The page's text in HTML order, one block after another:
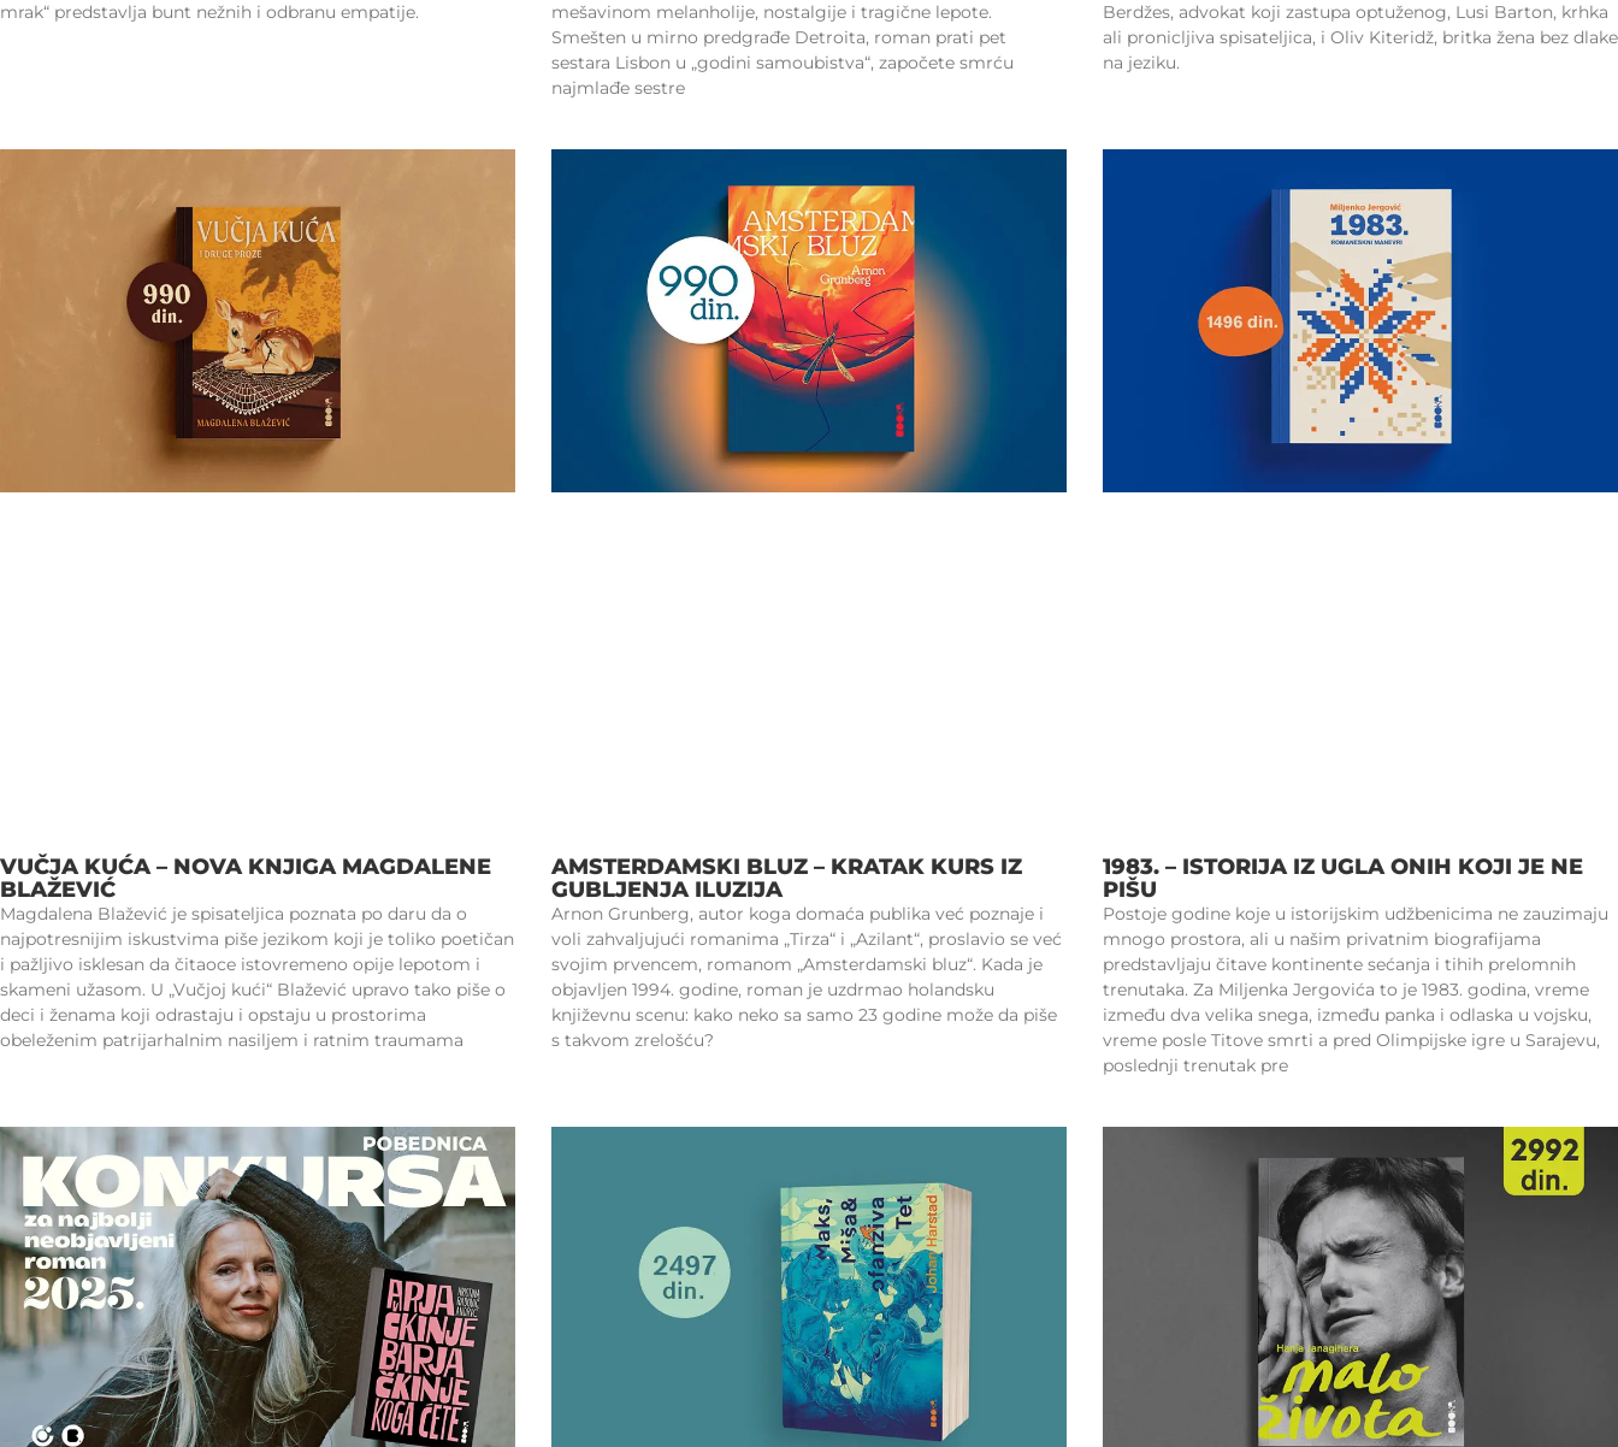
mrak“ predstavlja bunt nežnih i odbranu empatije.
mešavinom melanholije, nostalgije i tragične lepote.
Smešten u mirno predgrađe Detroita, roman prati pet
sestara Lisbon u „godini samoubistva“, započete smrću
najmlađe sestre
Berdžes, advokat koji zastupa optuženog, Lusi Barton, krhka
ali pronicljiva spisateljica, i Oliv Kiteridž, britka žena bez dlake
na jeziku.
VUČJA KUĆA – NOVA KNJIGA MAGDALENE
BLAŽEVIĆ
Magdalena Blažević je spisateljica poznata po daru da o
najpotresnijim iskustvima piše jezikom koji je toliko poetičan
i pažljivo isklesan da čitaoce istovremeno opije lepotom i
skameni užasom. U „Vučjoj kući“ Blažević upravo tako piše o
deci i ženama koji odrastaju i opstaju u prostorima
obeleženim patrijarhalnim nasiljem i ratnim traumama
AMSTERDAMSKI BLUZ – KRATAK KURS IZ
GUBLJENJA ILUZIJA
Arnon Grunberg, autor koga domaća publika već poznaje i
voli zahvaljujući romanima „Tirza“ i „Azilant“, proslavio se već
svojim prvencem, romanom „Amsterdamski bluz“. Kada je
objavljen 1994. godine, roman je uzdrmao holandsku
književnu scenu: kako neko sa samo 23 godine može da piše
s takvom zrelošću?
1983. – ISTORIJA IZ UGLA ONIH KOJI JE NE
PIŠU
Postoje godine koje u istorijskim udžbenicima ne zauzimaju
mnogo prostora, ali u našim privatnim biografijama
predstavljaju čitave kontinente sećanja i tihih prelomnih
trenutaka. Za Miljenka Jergovića to je 1983. godina, vreme
između dva velika snega, između panka i odlaska u vojsku,
vreme posle Titove smrti a pred Olimpijske igre u Sarajevu,
poslednji trenutak pre